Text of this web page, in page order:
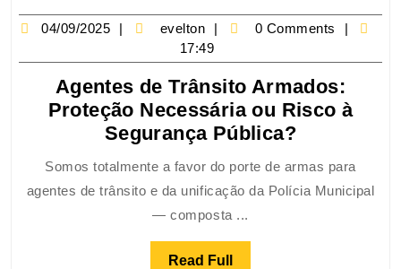
04/09/2025 evelton
0 Comments
17:49
Agentes de Trânsito Armados:
Proteção Necessária ou Risco à
Segurança Pública?
Somos totalmente a favor do porte de armas para
agentes de trânsito e da unificação da Polícia Municipal
— composta ...
Read Full